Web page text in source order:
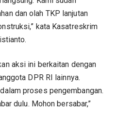
dan olah TKP lanjutan
kata Kasatreskrim
aksi ini berkaitan dengan
DPR RI lainnya.
proses pengembangan.
dulu. Mohon bersabar,”